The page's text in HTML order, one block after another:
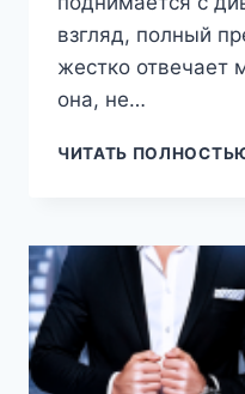
взгляд, полный
жестко отвечает
она, не…
ЧИТАТЬ